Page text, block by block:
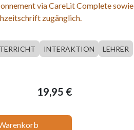
via CareLit Complete sowie
zugänglich.
INTERAKTION
LEHRER
19,95 €